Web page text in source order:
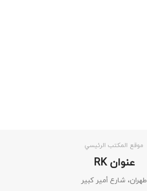
موقع المكتب الرئيسي
عنوان RK
طهران، شارع أمير كبير